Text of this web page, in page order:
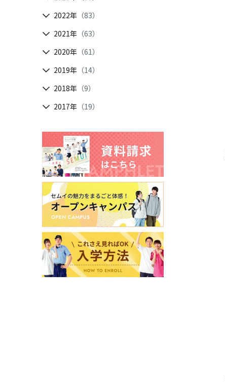
2022年 （83）
2021年 （63）
2020年 （61）
2019年 （14）
2018年 （9）
2017年 （19）